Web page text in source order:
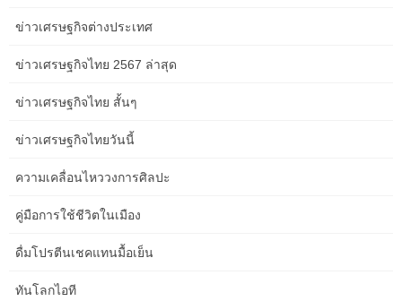
เวลาไทย ดัชนีดาวโจนส์ฟิวเจอร์ลบ 66 จุด… InfoQuest – ราคาทอง
อ่อนค่าของดอลลาร์ ซึ่งจะเพิ่มความน่าดึงดูดของทอง…
InfoQuest – นักบริหารเงินจากธนาคารกรุงศรีอยุธยา เปิดเผยว่า เงิน
อ่อนค่าจากเปิดตลาดเมื่อเช้าที่ระดับ 35.88 บาท/ดอลลาร์…
สุดเป็นประวัติการณ์ในวันนี้ และไม่มีการเปลี่ยนแปลงนโยบายการ
ควบคุมเส้นอัตราผลตอบแทน… Investing.com – ในวันนี้ตลาดกำลัง
ให้ความสนใจกับข้อมูลเงินเฟ้อในยูโรโซนการขึ้นปราศัยของ คริสติน
ลาการ์ด ประธานธนาคารกลางยุโรป…
ข่าวเศรษฐกิจต่างประเทศ
ข่าวเศรษฐกิจไทย 2567 ล่าสุด
ข่าวเศรษฐกิจไทย สั้นๆ
ข่าวเศรษฐกิจไทยวันนี้
ความเคลื่อนไหววงการศิลปะ
คู่มือการใช้ชีวิตในเมือง
ดื่มโปรตีนเชคแทนมื้อเย็น
ทันโลกไอที